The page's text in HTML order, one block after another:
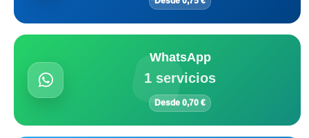
WhatsApp
1 servicios
Desde 0,70 €